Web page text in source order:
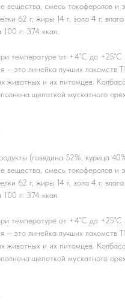
вещества, смесь токоферолов и
62 г, жиры 14 г, зола 4 г, влага
г: 374 ккал.
температуре от +4˚С до
– это линейка лучших лакомств
животных и их питомцев.
щепоткой мускатного
(говядина 52%, курица
вещества, смесь токоферолов и
62 г, жиры 14 г, зола 4 г, влага
г: 374 ккал.
температуре от +4˚С до
– это линейка лучших лакомств
животных и их питомцев.
щепоткой мускатного